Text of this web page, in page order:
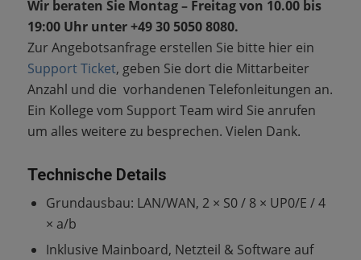
Wir beraten Sie Montag – Freitag von 10.00 bis
19:00 Uhr unter +49 30 5050 8080.
Zur Angebotsanfrage erstellen Sie bitte hier ein
Support Ticket, geben Sie dort die Mittarbeiter
Anzahl und die vorhandenen Telefonleitungen an.
Ein Kollege vom Support Team wird Sie anrufen
um alles weitere zu besprechen. Vielen Dank.
Technische Details
Grundausbau: LAN/WAN, 2 × S0 / 8 × UP0/E / 4
× a/b
Inklusive Mainboard, Netzteil & Software auf